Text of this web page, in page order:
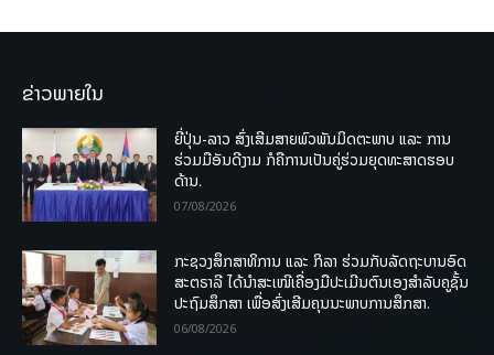
ຂ່າວພາຍໃນ
ຍີ່ປຸ່ນ-ລາວ ສົ່ງເສີມສາຍພົວພັນມິດຕະພາບ ແລະ ການ
ຮ່ວມມືອັນດີງາມ ກໍຄືການເປັນຄູ່ຮ່ວມຍຸດທະສາດຮອບ
ດ້ານ.
07/08/2026
ກະຊວງສຶກສາທິການ ແລະ ກິລາ ຮ່ວມກັບລັດຖະບານອົດ
ສະຕຣາລີ ໄດ້ນຳສະເໜີເຄື່ອງມືປະເມີນຕົນເອງສຳລັບຄູຊັ້ນ
ປະຖົມສຶກສາ ເພື່ອສົ່ງເສີມຄຸນນະພາບການສຶກສາ.
06/08/2026